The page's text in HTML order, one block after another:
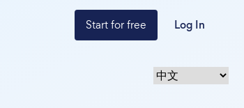
Start for free Log In